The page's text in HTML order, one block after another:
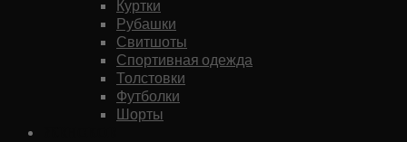
Куртки
Рубашки
Свитшоты
Спортивная одежда
Толстовки
Футболки
Шорты